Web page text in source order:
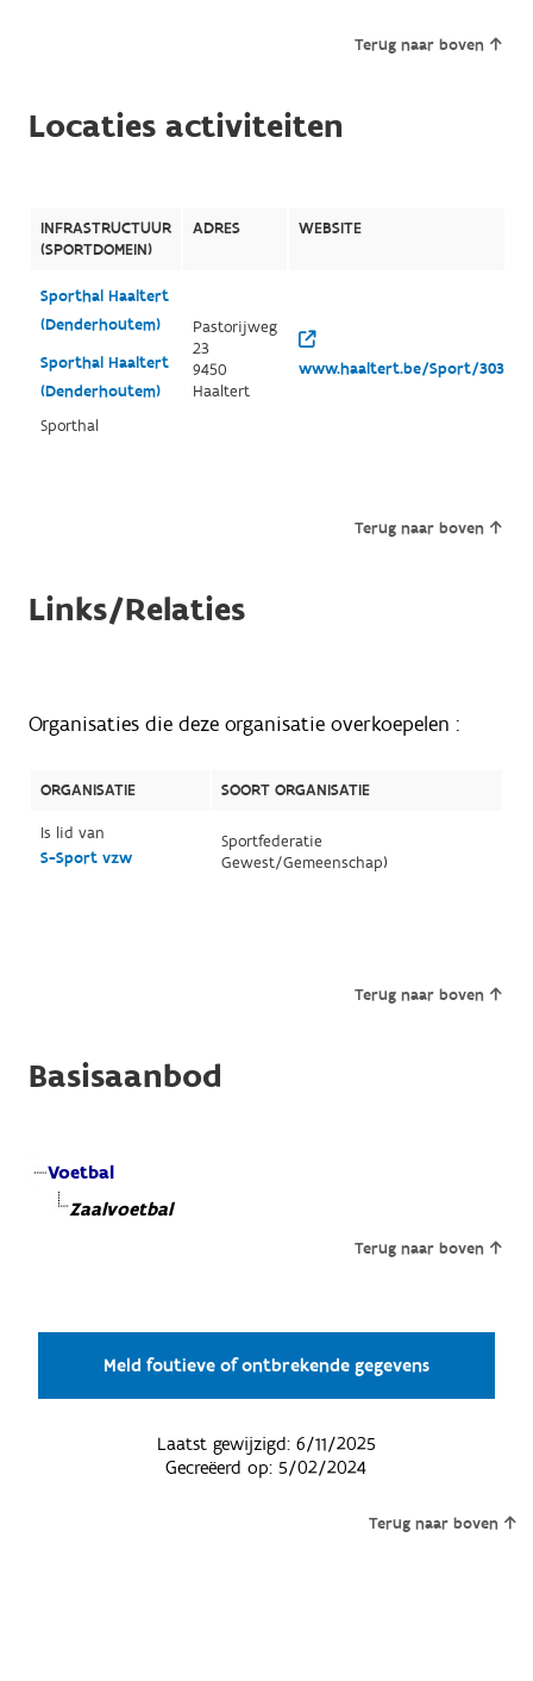
Terug naar boven
Locaties activiteiten
INFRASTRUCTUUR
(SPORTDOMEIN)
ADRES WEBSITE
Sporthal Haaltert
(Denderhoutem)
Sporthal Haaltert
(Denderhoutem)
Sporthal
Pastorijweg
23
9450
Haaltert
www.haaltert.be/Sport/3038/
Terug naar boven
Links/Relaties
Organisaties die deze organisatie overkoepelen :
ORGANISATIE
SOORT ORGANISATIE
Is lid van
S-Sport vzw
Sportfederatie
Gewest/Gemeenschap)
Terug naar boven
Basisaanbod
Voetbal
Zaalvoetbal
Terug naar boven
Meld foutieve of ontbrekende gegevens
Laatst gewijzigd: 6/11/2025
Gecreëerd op:5/02/2024
Terug naar boven